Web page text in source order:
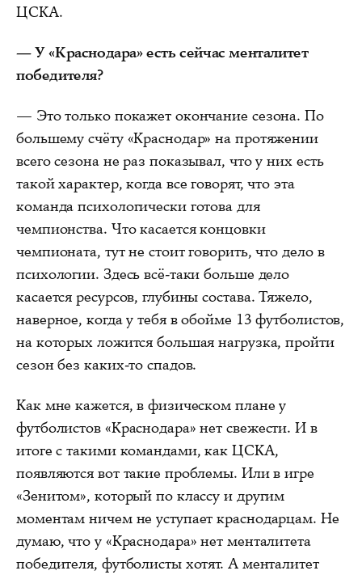
ЦСКА.
— У «Краснодара» есть cейчас менталитет
победителя?
— Это только покажет окончание сезона. По
большему счёту «Краснодар» на протяжении
всего сезона не раз показывал, что у них есть
такой характер, когда все говорят, что эта
команда психологически готова для
чемпионства. Что касается концовки
чемпионата, тут не стоит говорить, что дело в
психологии. Здесь всё-таки больше дело
касается ресурсов, глубины состава. Тяжело,
наверное, когда у тебя в обойме 13 футболистов,
на которых ложится большая нагрузка, пройти
сезон без каких-то спадов.
Как мне кажется, в физическом плане у
футболистов «Краснодара» нет свежести. И в
итоге с такими командами, как ЦСКА,
появляются вот такие проблемы. Или в игре
«Зенитом», который по классу и другим
моментам ничем не уступает краснодарцам. Не
думаю, что у «Краснодара» нет менталитета
победителя, футболисты хотят. А менталитет